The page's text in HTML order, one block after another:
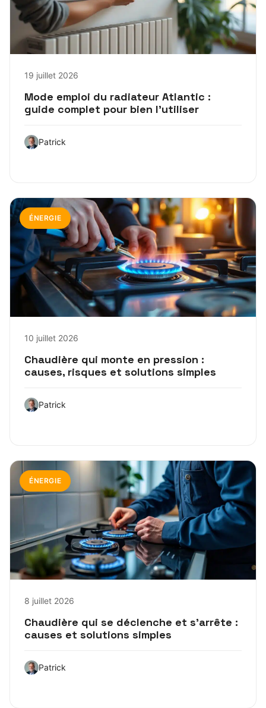
19 juillet 2026
Mode emploi du radiateur Atlantic :
guide complet pour bien l’utiliser
Patrick
ÉNERGIE
10 juillet 2026
Chaudière qui monte en pression :
causes, risques et solutions simples
Patrick
ÉNERGIE
8 juillet 2026
Chaudière qui se déclenche et s’arrête :
causes et solutions simples
Patrick